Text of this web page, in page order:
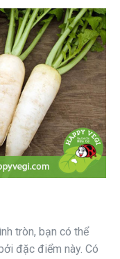
tròn, bạn có thể
đặc điểm này. Có